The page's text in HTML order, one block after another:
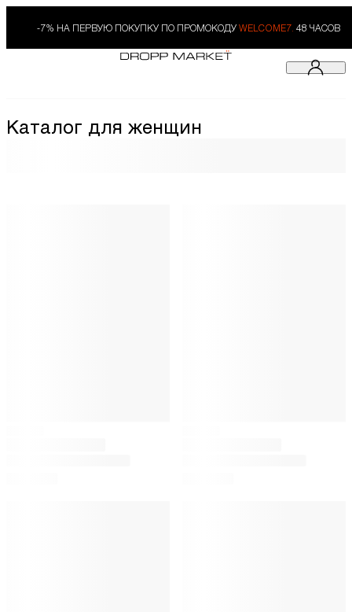
-7% НА ПЕРВУЮ ПОКУПКУ ПО ПРОМОКОДУ WELCOME7. 48 ЧАСОВ
Каталог для женщин